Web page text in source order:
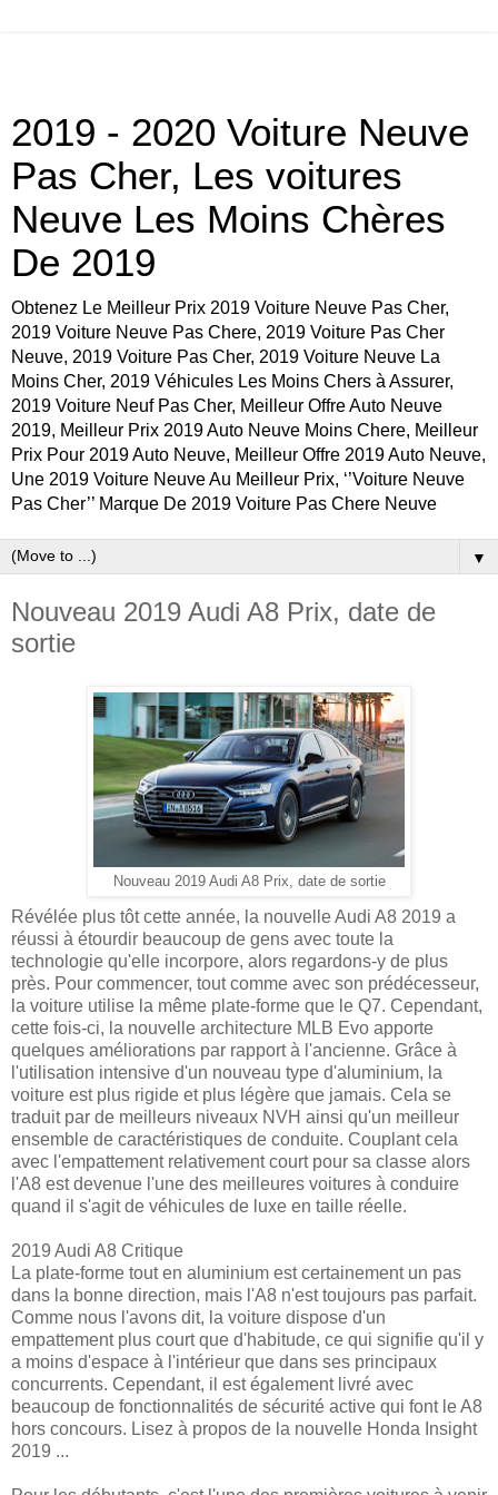
2019 - 2020 Voiture Neuve
Pas Cher, Les voitures
Neuve Les Moins Chères
De 2019
Obtenez Le Meilleur Prix 2019 Voiture Neuve Pas Cher,
2019 Voiture Neuve Pas Chere, 2019 Voiture Pas Cher
Neuve, 2019 Voiture Pas Cher, 2019 Voiture Neuve La
Moins Cher, 2019 Véhicules Les Moins Chers à Assurer,
2019 Voiture Neuf Pas Cher, Meilleur Offre Auto Neuve
2019, Meilleur Prix 2019 Auto Neuve Moins Chere, Meilleur
Prix Pour 2019 Auto Neuve, Meilleur Offre 2019 Auto Neuve,
Une 2019 Voiture Neuve Au Meilleur Prix, ‘’Voiture Neuve
Pas Cher’’ Marque De 2019 Voiture Pas Chere Neuve
▼
Nouveau 2019 Audi A8 Prix, date de
sortie
Nouveau 2019 Audi A8 Prix, date de sortie
Révélée plus tôt cette année, la nouvelle Audi A8 2019 a
réussi à étourdir beaucoup de gens avec toute la
technologie qu'elle incorpore, alors regardons-y de plus
près. Pour commencer, tout comme avec son prédécesseur,
la voiture utilise la même plate-forme que le Q7. Cependant,
cette fois-ci, la nouvelle architecture MLB Evo apporte
quelques améliorations par rapport à l'ancienne. Grâce à
l'utilisation intensive d'un nouveau type d'aluminium, la
voiture est plus rigide et plus légère que jamais. Cela se
traduit par de meilleurs niveaux NVH ainsi qu'un meilleur
ensemble de caractéristiques de conduite. Couplant cela
avec l'empattement relativement court pour sa classe alors
l'A8 est devenue l'une des meilleures voitures à conduire
quand il s'agit de véhicules de luxe en taille réelle.
2019 Audi A8 Critique
La plate-forme tout en aluminium est certainement un pas
dans la bonne direction, mais l'A8 n'est toujours pas parfait.
Comme nous l'avons dit, la voiture dispose d'un
empattement plus court que d'habitude, ce qui signifie qu'il y
a moins d'espace à l'intérieur que dans ses principaux
concurrents. Cependant, il est également livré avec
beaucoup de fonctionnalités de sécurité active qui font le A8
hors concours. Lisez à propos de la nouvelle Honda Insight
2019 ...